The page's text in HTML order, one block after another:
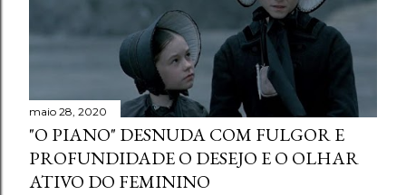
maio 28, 2020
"O PIANO" DESNUDA COM FULGOR E
PROFUNDIDADE O DESEJO E O OLHAR
ATIVO DO FEMININO